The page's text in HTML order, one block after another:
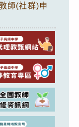
師(社群)申